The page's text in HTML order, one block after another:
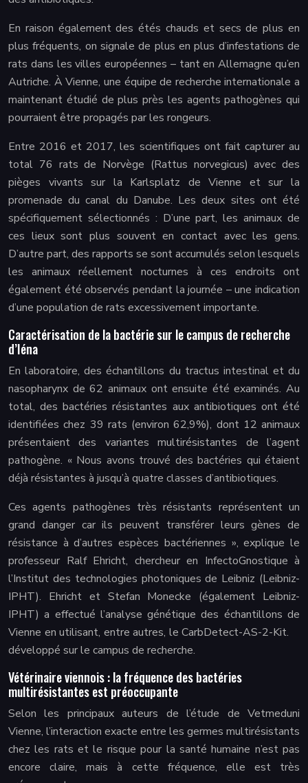
En raison également des étés chauds et secs de plus en
plus fréquents, on signale de plus en plus d’infestations de
rats dans les villes européennes – tant en Allemagne qu’en
Autriche. À Vienne, une équipe de recherche internationale a
maintenant étudié de plus près les agents pathogènes qui
pourraient être propagés par les rongeurs.
Entre 2016 et 2017, les scientifiques ont fait capturer au
total 76 rats de Norvège (Rattus norvegicus) avec des
pièges vivants sur la Karlsplatz de Vienne et sur la
promenade du canal du Danube. Les deux sites ont été
spécifiquement sélectionnés : D’une part, les animaux de
ces lieux sont plus souvent en contact avec les gens.
D’autre part, des rapports se sont accumulés selon lesquels
les animaux réellement nocturnes à ces endroits ont
également été observés pendant la journée – une indication
d’une population de rats excessivement importante.
Caractérisation de la bactérie sur le campus de recherche
d’Iéna
En laboratoire, des échantillons du tractus intestinal et du
nasopharynx de 62 animaux ont ensuite été examinés. Au
total, des bactéries résistantes aux antibiotiques ont été
identifiées chez 39 rats (environ 62,9%), dont 12 animaux
présentaient des variantes multirésistantes de l’agent
pathogène. « Nous avons trouvé des bactéries qui étaient
déjà résistantes à jusqu’à quatre classes d’antibiotiques.
Ces agents pathogènes très résistants représentent un
grand danger car ils peuvent transférer leurs gènes de
résistance à d’autres espèces bactériennes », explique le
professeur Ralf Ehricht, chercheur en InfectoGnostique à
l’Institut des technologies photoniques de Leibniz (Leibniz-
IPHT). Ehricht et Stefan Monecke (également Leibniz-
IPHT) a effectué l’analyse génétique des échantillons de
Vienne en utilisant, entre autres, le CarbDetect-AS-2-Kit.
développé sur le campus de recherche.
Vétérinaire viennois : la fréquence des bactéries
multirésistantes est préoccupante
Selon les principaux auteurs de l’étude de Vetmeduni
Vienne, l’interaction exacte entre les germes multirésistants
chez les rats et le risque pour la santé humaine n’est pas
encore claire, mais à cette fréquence, elle est très